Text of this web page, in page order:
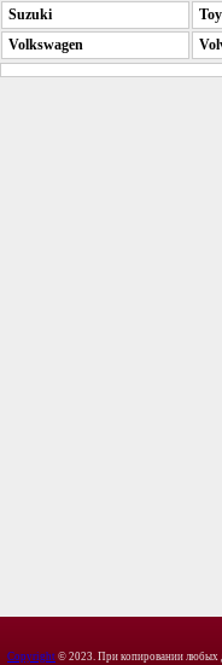
Suzuki
Volkswagen
Copyright © 2023. При копировании любых